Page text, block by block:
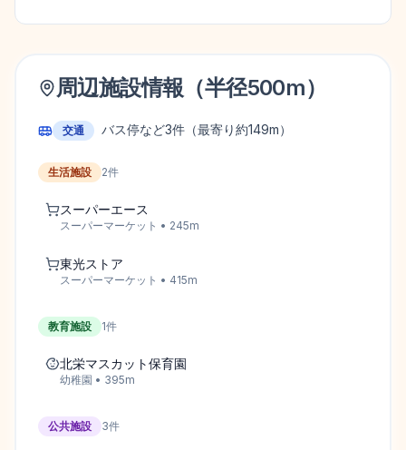
周辺施設情報（半径500m）
交通 バス停など3件 （最寄り約149m）
生活施設 2件
スーパーエース
スーパーマーケット • 245m
東光ストア
スーパーマーケット • 415m
教育施設 1件
北栄マスカット保育園
幼稚園 • 395m
公共施設 3件